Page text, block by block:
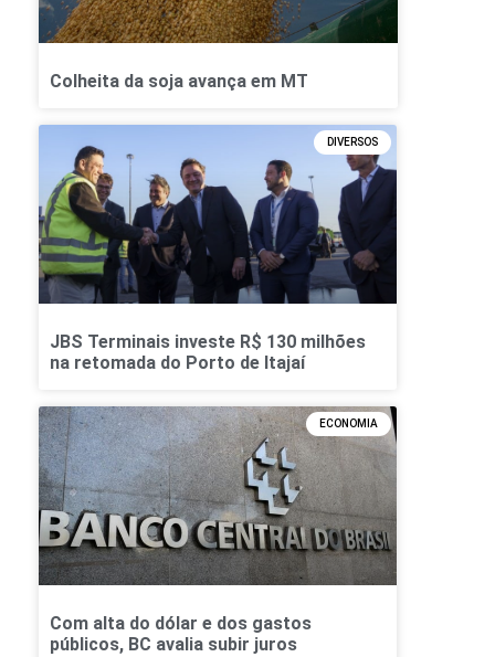
Colheita da soja avança em MT
DIVERSOS
JBS Terminais investe R$ 130 milhões
na retomada do Porto de Itajaí
ECONOMIA
Com alta do dólar e dos gastos
públicos, BC avalia subir juros